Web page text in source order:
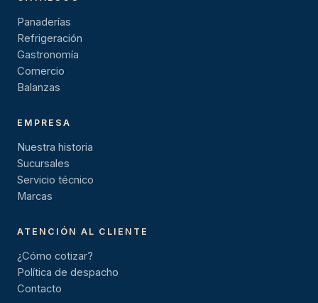
Panaderías
Refrigeración
Gastronomía
Comercio
Balanzas
EMPRESA
Nuestra historia
Sucursales
Servicio técnico
Marcas
ATENCIÓN AL CLIENTE
¿Cómo cotizar?
Política de despacho
Contacto